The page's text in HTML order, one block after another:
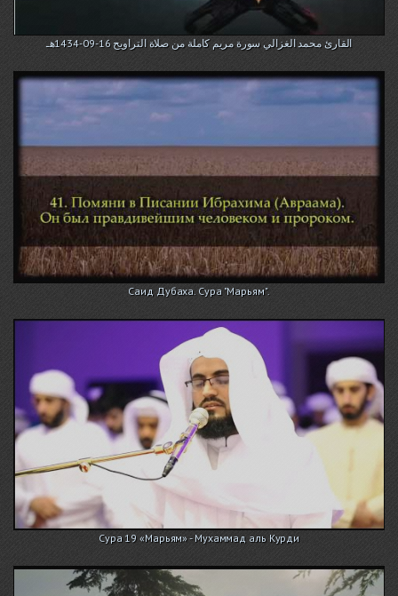
القارئ محمد الغزالي سورة مريم كاملة من صلاة التراويح 16-09-1434هـ
Саид Дубаха. Сура "Марьям".
Сура 19 «Марьям» - Мухаммад аль Курди